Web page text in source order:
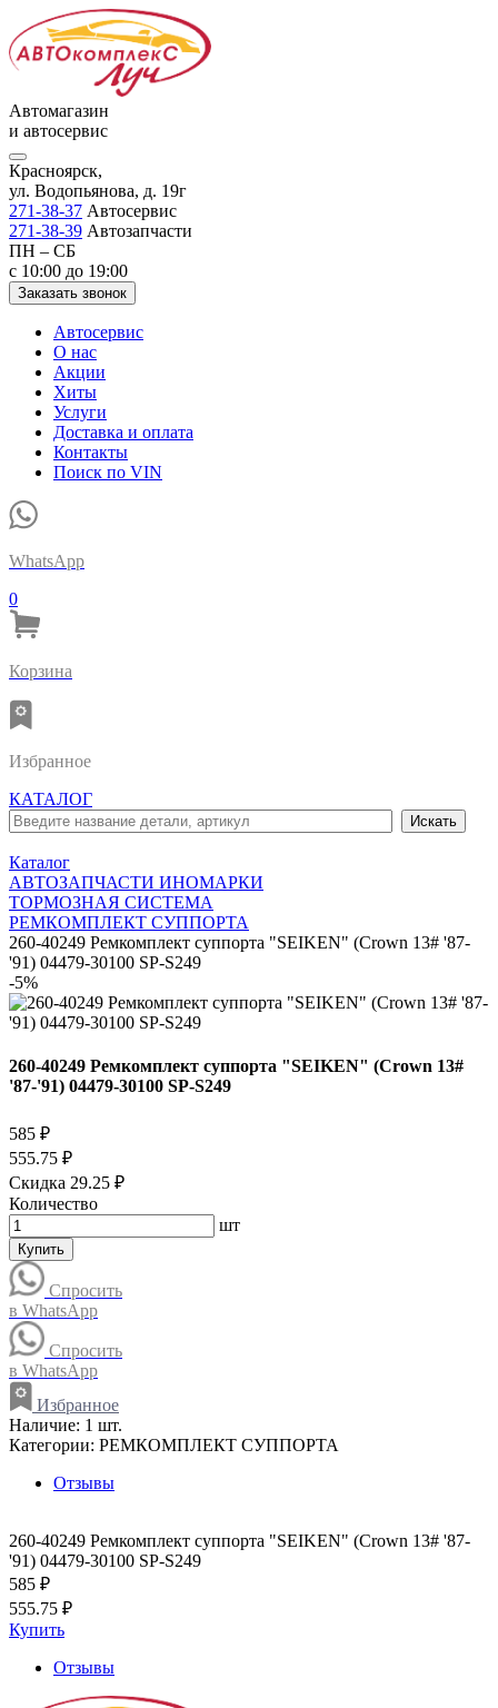
Автомагазин
и автосервис
Красноярск,
ул. Водопьянова, д. 19г
271-38-37 Автосервис
271-38-39 Автозапчасти
ПН – СБ
с 10:00 до 19:00
Заказать звонок
Автосервис
О нас
Акции
Хиты
Услуги
Доставка и оплата
Контакты
Поиск по VIN
WhatsApp
0
Корзина
Избранное
КАТАЛОГ
Каталог
АВТОЗАПЧАСТИ ИНОМАРКИ
ТОРМОЗНАЯ СИСТЕМА
РЕМКОМПЛЕКТ СУППОРТА
260-40249 Ремкомплект суппорта "SEIKEN" (Crown 13# '87-
'91) 04479-30100 SP-S249
-5%
260-40249 Ремкомплект суппорта "SEIKEN" (Crown 13#
'87-'91) 04479-30100 SP-S249
585 ₽
555.75 ₽
Скидка 29.25 ₽
Количество
шт
Купить
Спросить
в WhatsApp
Спросить
в WhatsApp
Избранное
Наличие: 1 шт.
Категории: РЕМКОМПЛЕКТ СУППОРТА
Отзывы
260-40249 Ремкомплект суппорта "SEIKEN" (Crown 13# '87-
'91) 04479-30100 SP-S249
585 ₽
555.75 ₽
Купить
Отзывы